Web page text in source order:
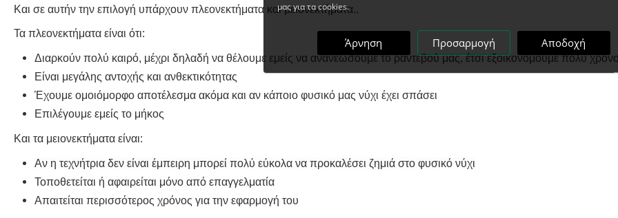
Και σε αυτήν την επιλογή υπάρχουν πλεονεκτήματα και μειονεκτήματα..
Τα πλεονεκτήματα είναι ότι:
Διαρκούν πολύ καιρό, μέχρι δηλαδή να θέλουμε εμείς να ανανεώσουμε το ραντεβού μας, έτσι εξοικονομούμε πολύ
Είναι μεγάλης αντοχής και ανθεκτικότητας
Έχουμε ομοιόμορφο αποτέλεσμα ακόμα και αν κάποιο φυσικό μας νύχι έχει σπάσει
Επιλέγουμε εμείς το μήκος
Και τα μειονεκτήματα είναι:
Αν η τεχνήτρια δεν είναι έμπειρη μπορεί πολύ εύκολα να προκαλέσει ζημιά στο φυσικό νύχι
Τοποθετείται ή αφαιρείται μόνο από επαγγελματία
Απαιτείται περισσότερος χρόνος για την εφαρμογή του
μας για τα cookies.
Άρνηση Προσαρμογή Αποδοχή